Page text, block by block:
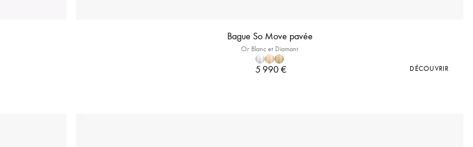
Bague So Move pavée
Or Blanc et Diamant
5 990 € DÉCOUVRIR